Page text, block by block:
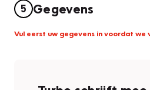
5 Gegevens
Vul eerst uw gegevens in voordat we